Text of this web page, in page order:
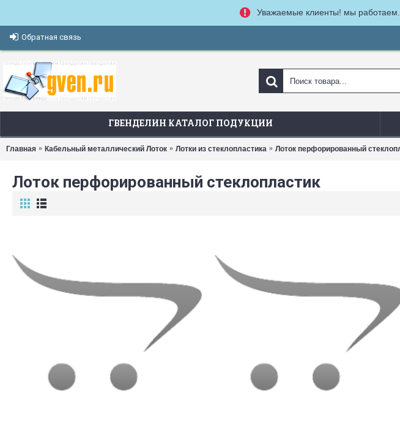
Уважаемые клиенты! мы
Обратная связь
ГВЕНДЕЛИН КАТАЛОГ ПОДУКЦИИ
Главная Кабельный металлический Лоток Лотки из стеклопластика Лоток перфорированный
Лоток перфорированный стеклопластик